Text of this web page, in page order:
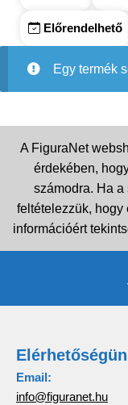
Előrendelhető
Egy termék
A FiguraNet
érdekében,
számodra. Ha
feltételezzük, hogy
információért
Email:
info@figuranet.hu